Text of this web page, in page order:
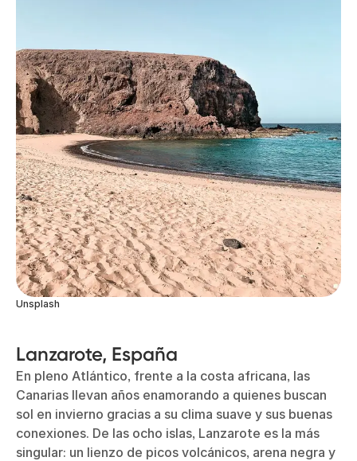
Unsplash
Lanzarote, España
En pleno Atlántico, frente a la costa africana, las
Canarias llevan años enamorando a quienes buscan
sol en invierno gracias a su clima suave y sus buenas
conexiones. De las ocho islas, Lanzarote es la más
singular: un lienzo de picos volcánicos, arena negra y